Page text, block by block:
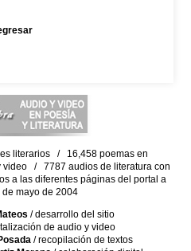
literarios / 16,458 poemas en
/ 7787 audios de literatura con
a las diferentes páginas del portal a
mayo de 2004
/ desarrollo del sitio
de audio y video
/ recopilación de textos